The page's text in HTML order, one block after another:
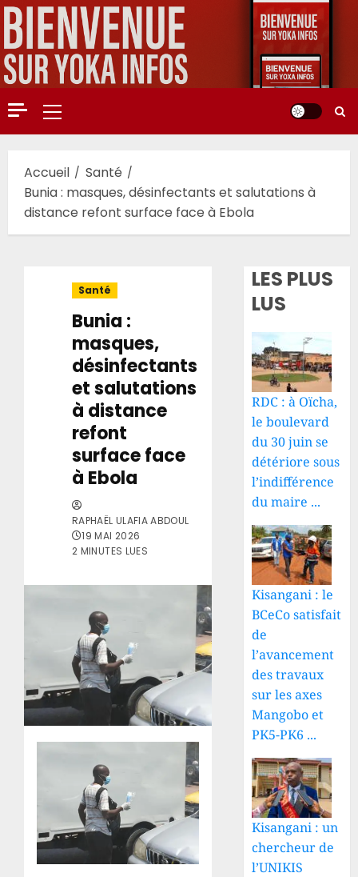
Aller
au
contenu
Menu
principal
Accueil
Santé
Bunia : masques, désinfectants et salutations à
distance refont surface face à Ebola
Santé
Bunia :
masques,
désinfectants
et salutations
à distance
refont
surface face
à Ebola
RAPHAËL ULAFIA ABDOUL
19 MAI 2026
2 MINUTES LUES
LES PLUS
LUS
RDC : à Oïcha,
le boulevard
du 30 juin se
détériore sous
l’indifférence
du maire ...
Kisangani : le
BCeCo satisfait
de
l’avancement
des travaux
sur les axes
Mangobo et
PK5-PK6 ...
Kisangani : un
chercheur de
l’UNIKIS